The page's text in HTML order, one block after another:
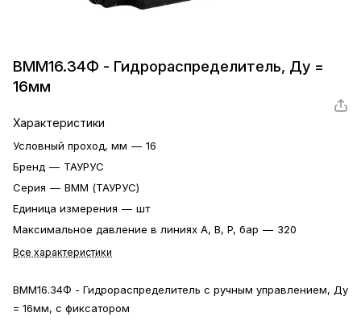
ВММ16.34Ф - Гидрораспределитель, Ду =
16мм
Характеристики
Условный проход, мм — 16
Бренд — ТАУРУС
Серия — ВММ (ТАУРУС)
Единица измерения — шт
Максимальное давление в линиях A, B, P, бар — 320
Все характеристики
ВММ16.34Ф - Гидрораспределитель с ручным управлением, Ду
= 16мм, с фиксатором